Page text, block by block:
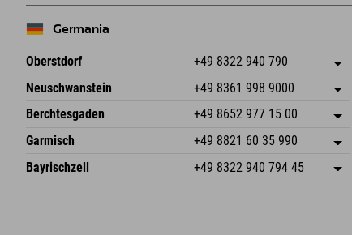
Germania
Oberstdorf +49 8322 940 790
An der Breitach 3
Germania
Salva indirizzo
Prenotazione
Neuschwanstein +49 8361 998 9000
An der Riese 45
87484 Nesselwang im Allgäu
Germania
Salva indirizzo
Prenotazione
Berchtesgaden +49 8652 977 15 00
Hofreitstr. 7
Germania
Salva indirizzo
Prenotazione
Garmisch +49 8821 60 35 990
Frickenstraße 22
82490 Farchant
Salva indirizzo
Bayrischzell +49 8322 940 794 45